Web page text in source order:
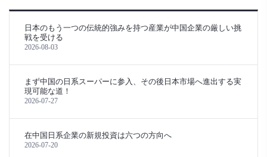
日本のもう一つの伝統的強みを持つ産業が中国企業の厳しい挑
戦を受ける
2026-08-03
まず中国の日系スーパーに参入、その後日本市場へ進出する実
現可能な道！
2026-07-27
在中国日系企業の新規投資は六つの方向へ
2026-07-20